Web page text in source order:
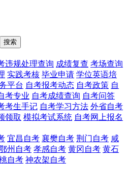
搜索
违规处理查询 成绩复查 考场查询
实践考核 毕业申请 学位英语培
平台 自考报考动态 自考政策 自
考专业 自考成绩查询 自考问答
考生手记 自考学习方法 外省自考
领取 模拟考试系统 自考网上报名
宜昌自考 襄樊自考 荆门自考 咸
州自考 孝感自考 黄冈自考 黄石
自考 神农架自考